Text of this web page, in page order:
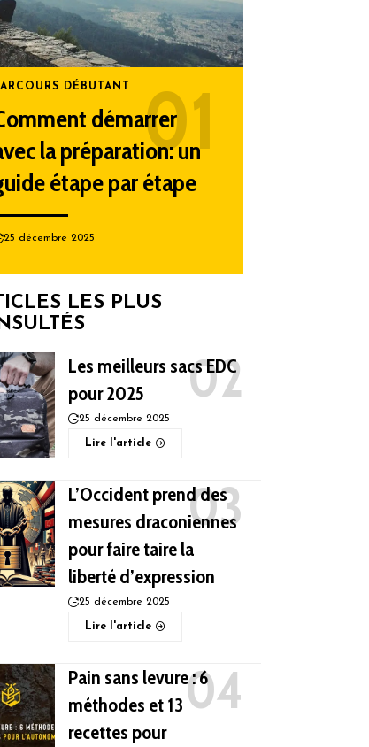
DÉBUTANT
démarrer
la préparation: un
étape par étape
25 décembre 2025
LES PLUS
Les meilleurs sacs EDC
pour 2025
25 décembre 2025
Lire l'article
L’Occident prend des
mesures draconiennes
pour faire taire la
liberté d’expression
25 décembre 2025
Lire l'article
Pain sans levure : 6
méthodes et 13
recettes pour